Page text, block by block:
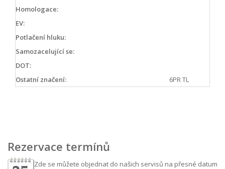
Homologace:
EV:
Potlačení hluku:
Samozacelující se:
DOT:
Ostatní značení:
6PR TL
Rezervace termínů
Zde se můžete objednat do našich servisů na přesné datum